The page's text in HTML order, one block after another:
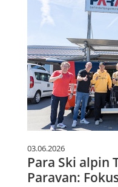
03.06.2026
Para Ski alpin
Paravan: